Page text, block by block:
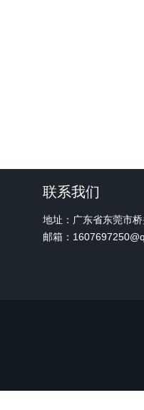
联系我们
地址：广东省东莞市
邮箱：